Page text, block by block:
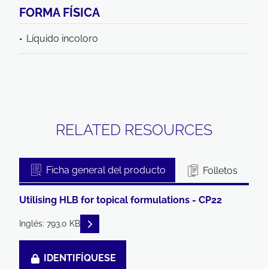
FORMA FÍSICA
Líquido incoloro
RELATED RESOURCES
Ficha general del producto Folletos
Utilising HLB for topical formulations - CP22
Inglés: 793.0 KB READ DESCRIPTIONS
IDENTIFÍQUESE